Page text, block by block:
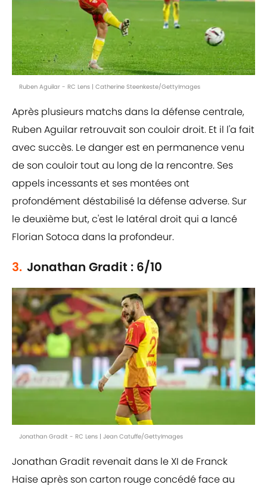
Ruben Aguilar - RC Lens | Catherine Steenkeste/GettyImages
Après plusieurs matchs dans la défense centrale,
Ruben Aguilar retrouvait son couloir droit. Et il l'a fait
avec succès. Le danger est en permanence venu
de son couloir tout au long de la rencontre. Ses
appels incessants et ses montées ont
profondément déstabilisé la défense adverse. Sur
le deuxième but, c'est le latéral droit qui a lancé
Florian Sotoca dans la profondeur.
3. Jonathan Gradit : 6/10
Jonathan Gradit - RC Lens | Jean Catuffe/GettyImages
Jonathan Gradit revenait dans le XI de Franck
Haise après son carton rouge concédé face au